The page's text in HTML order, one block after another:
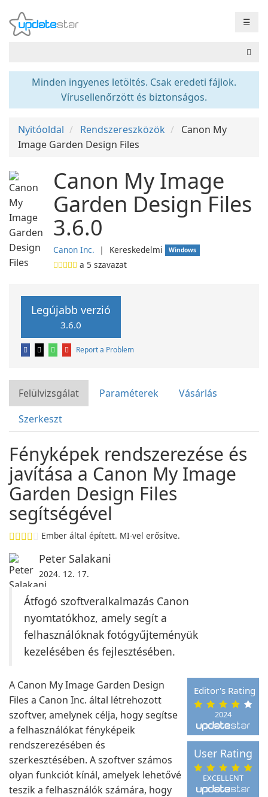
☰
Minden ingyenes letöltés. Csak eredeti fájlok.
Vírusellenőrzött és biztonságos.
Nyitóoldal Rendszereszközök
Canon My
Image Garden Design Files
Canon My Image
Garden Design Files
3.6.0
Canon Inc. ❘ Kereskedelmi Windows
a 5 szavazat
Legújabb verzió
3.6.0
Report a Problem
Felülvizsgálat Paraméterek
Vásárlás
Szerkeszt
Fényképek rendszerezése és
javítása a Canon My Image
Garden Design Files
segítségével
Ember által épített. MI-vel erősítve.
Peter Salakani
2024. 12. 17.
Átfogó szoftveralkalmazás Canon
nyomtatókhoz, amely segít a
felhasználóknak fotógyűjteményük
kezelésében és fejlesztésében.
2024
Editor's Rating
EXCELLENT
User Rating
A Canon My Image Garden Design
Files a Canon Inc. által létrehozott
szoftver, amelynek célja, hogy segítse
a felhasználókat fényképeik
rendszerezésében és
szerkesztésében. A szoftver számos
olyan funkciót kínál, amelyek lehetővé
teszik a felhasználók számára, hogy